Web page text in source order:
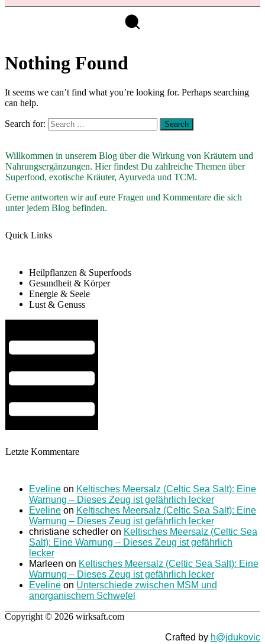
Nothing Found
It seems we can’t find what you’re looking for. Perhaps searching
can help.
Search for:
Willkommen in unserem Blog über die Wirkung von Kräutern und
Nahrungsergänzungen. Hier findest Du zahlreiche Themen über
Superfood, exotische Kräuter, Ayurveda und TCM.
Gerne antworten wir auf eure Fragen und Kommentare die sich
unter jedem Blog befinden.
Quick Links
Heilpflanzen & Superfoods
Gesundheit & Körper
Energie & Seele
Lust & Genuss
Letzte Kommentare
Eveline on Keltisches Meersalz (Celtic Sea Salt): Eine
Warnung – Dieses Zeug ist gefährlich lecker
Eveline on Keltisches Meersalz (Celtic Sea Salt): Eine
Warnung – Dieses Zeug ist gefährlich lecker
christiane schedler on Keltisches Meersalz (Celtic Sea
Salt): Eine Warnung – Dieses Zeug ist gefährlich
lecker
Marleen on Keltisches Meersalz (Celtic Sea Salt): Eine
Warnung – Dieses Zeug ist gefährlich lecker
Eveline on Unterschiede zwischen MSM und
anorganischem Schwefel
Copyright © 2026 wirksaft.com
Crafted by h@jdukovic